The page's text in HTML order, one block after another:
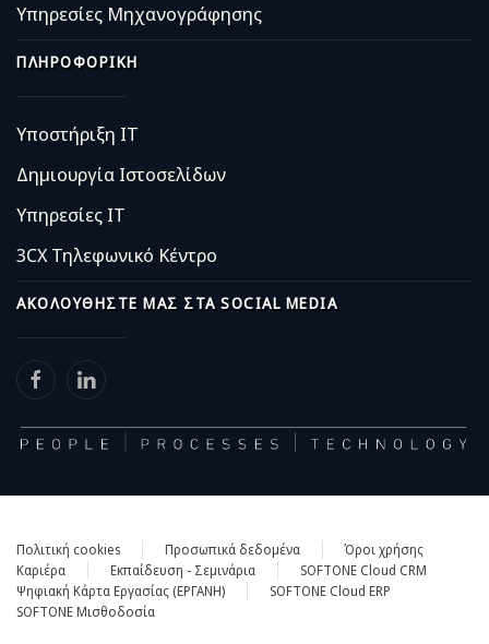
Υπηρεσίες Μηχανογράφησης
ΠΛΗΡΟΦΟΡΙΚΉ
Υποστήριξη IT
Δημιουργία Ιστοσελίδων
Υπηρεσίες IT
3CX Τηλεφωνικό Κέντρο
ΑΚΟΛΟΥΘΉΣΤΕ ΜΑΣ ΣΤΑ SOCIAL MEDIA
Πολιτική cookies Προσωπικά δεδομένα
Όροι χρήσης
Καριέρα
Εκπαίδευση - Σεμινάρια
SOFTONE Cloud CRM
Ψηφιακή Κάρτα Εργασίας (ΕΡΓΑΝΗ)
SOFTONE Cloud ERP
SOFTONE Μισθοδοσία